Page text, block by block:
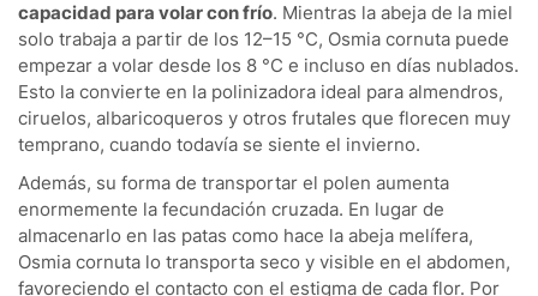
capacidad para volar con frío. Mientras la abeja de la miel
solo trabaja a partir de los 12–15 °C, Osmia cornuta puede
empezar a volar desde los 8 °C e incluso en días nublados.
Esto la convierte en la polinizadora ideal para almendros,
ciruelos, albaricoqueros y otros frutales que florecen muy
temprano, cuando todavía se siente el invierno.
Además, su forma de transportar el polen aumenta
enormemente la fecundación cruzada. En lugar de
almacenarlo en las patas como hace la abeja melífera,
Osmia cornuta lo transporta seco y visible en el abdomen,
favoreciendo el contacto con el estigma de cada flor. Por